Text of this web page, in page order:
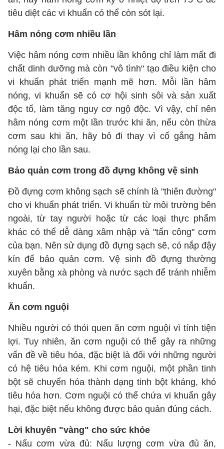
tiêu diệt các vi khuẩn có thể còn sót lại.
Hâm nóng cơm nhiều lần
Việc hâm nóng cơm nhiều lần không chỉ làm mất đi
chất dinh dưỡng mà còn "vô tình" tạo điều kiện cho
vi khuẩn phát triển mạnh mẽ hơn. Mỗi lần hâm
nóng, vi khuẩn sẽ có cơ hội sinh sôi và sản xuất
độc tố, làm tăng nguy cơ ngộ độc. Vì vậy, chỉ nên
hâm nóng cơm một lần trước khi ăn, nếu còn thừa
cơm sau khi ăn, hãy bỏ đi thay vì cố gắng hâm
nóng lại cho lần sau.
Bảo quản cơm trong đồ đựng không vệ sinh
Đồ đựng cơm không sạch sẽ chính là "thiên đường"
cho vi khuẩn phát triển. Vi khuẩn từ môi trường bên
ngoài, từ tay người hoặc từ các loại thực phẩm
khác có thể dễ dàng xâm nhập và "tấn công" cơm
của bạn. Nên sử dụng đồ đựng sạch sẽ, có nắp đậy
kín để bảo quản cơm. Vệ sinh đồ đựng thường
xuyên bằng xà phòng và nước sạch để tránh nhiễm
khuẩn.
Ăn cơm nguội
Nhiều người có thói quen ăn cơm nguội vì tính tiện
lợi. Tuy nhiên, ăn cơm nguội có thể gây ra những
vấn đề về tiêu hóa, đặc biệt là đối với những người
có hệ tiêu hóa kém. Khi cơm nguội, một phần tinh
bột sẽ chuyển hóa thành dạng tinh bột kháng, khó
tiêu hóa hơn. Cơm nguội có thể chứa vi khuẩn gây
hại, đặc biệt nếu không được bảo quản đúng cách.
Lời khuyên "vàng" cho sức khỏe
- Nấu cơm vừa đủ: Nấu lượng cơm vừa đủ ăn,